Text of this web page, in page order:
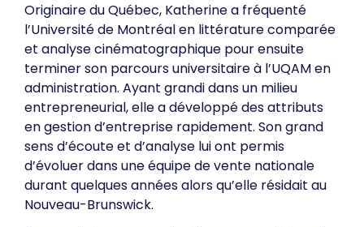
Originaire du Québec, Katherine a fréquenté
l’Université de Montréal en littérature comparée
et analyse cinématographique pour ensuite
terminer son parcours universitaire à l’UQAM en
administration. Ayant grandi dans un milieu
entrepreneurial, elle a développé des attributs
en gestion d’entreprise rapidement. Son grand
sens d’écoute et d’analyse lui ont permis
d’évoluer dans une équipe de vente nationale
durant quelques années alors qu’elle résidait au
Nouveau-Brunswick.